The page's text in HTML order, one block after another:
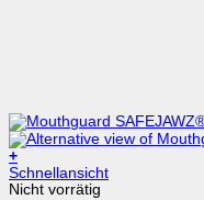
+
Schnellansicht
Nicht vorrätig